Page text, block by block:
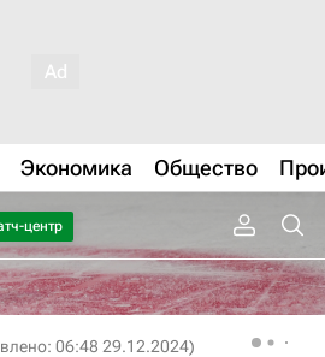
Экономика Общество
центр
06:48 29.12.2024)